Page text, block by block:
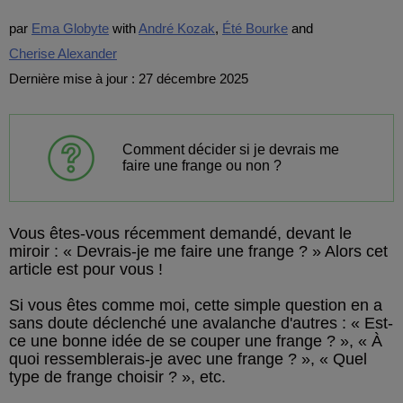
par Ema Globyte André Kozak Été Bourke
Cherise Alexander
Dernière mise à jour : 27 décembre 2025
Comment décider si je devrais me
faire une frange ou non ?
Vous êtes-vous récemment demandé, devant le
miroir : « Devrais-je me faire une frange ? » Alors cet
article est pour vous !
Si vous êtes comme moi, cette simple question en a
sans doute déclenché une avalanche d'autres : « Est-
ce une bonne idée de se couper une frange ? », « À
quoi ressemblerais-je avec une frange ? », « Quel
type de frange choisir ? », etc.